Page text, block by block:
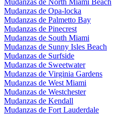
Mudanzas de North Miami Beach
Mudanzas de Opa-locka
Mudanzas de Palmetto Bay
Mudanzas de Pinecrest
Mudanzas de South Miami
Mudanzas de Sunny Isles Beach
Mudanzas de Surfside
Mudanzas de Sweetwater
Mudanzas de Virginia Gardens
Mudanzas de West Miami
Mudanzas de Westchester
Mudanzas de Kendall
Mudanzas de Fort Lauderdale